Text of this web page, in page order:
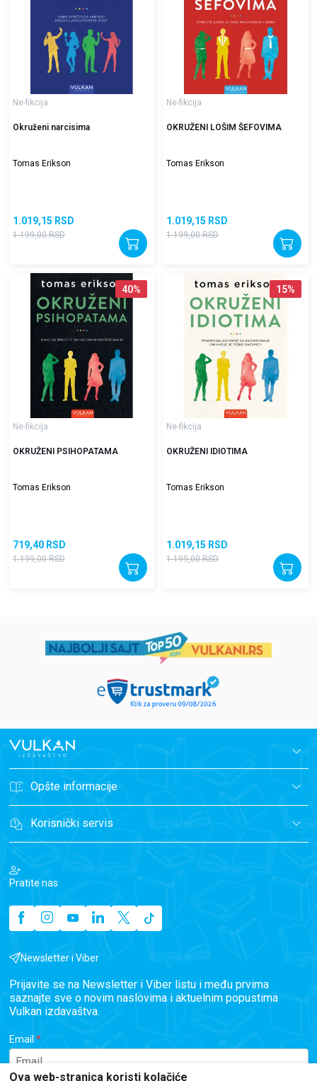
Ne-fikcija
Okruženi narcisima
Tomas Erikson
1.019,15 RSD
1.199,00 RSD
Ne-fikcija
OKRUŽENI LOŠIM ŠEFOVIMA
Tomas Erikson
1.019,15 RSD
1.199,00 RSD
40%
Ne-fikcija
OKRUŽENI PSIHOPATAMA
Tomas Erikson
719,40 RSD
1.199,00 RSD
15%
Ne-fikcija
OKRUŽENI IDIOTIMA
Tomas Erikson
1.019,15 RSD
1.199,00 RSD
Opšte informacije
Korisnički servis
Pratite nas
Newsletter i Viber
Prijavite se na Newsletter i Viber listu i među prvima
saznajte sve o novim naslovima i aktuelnim popustima
Vulkan izdavaštva.
Email
Ova web-stranica koristi kolačiće